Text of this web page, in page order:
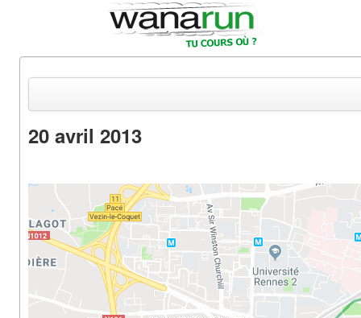
Equipements & Tests
Parcours & Courses
Outils & Réseaux
20 avril 2013